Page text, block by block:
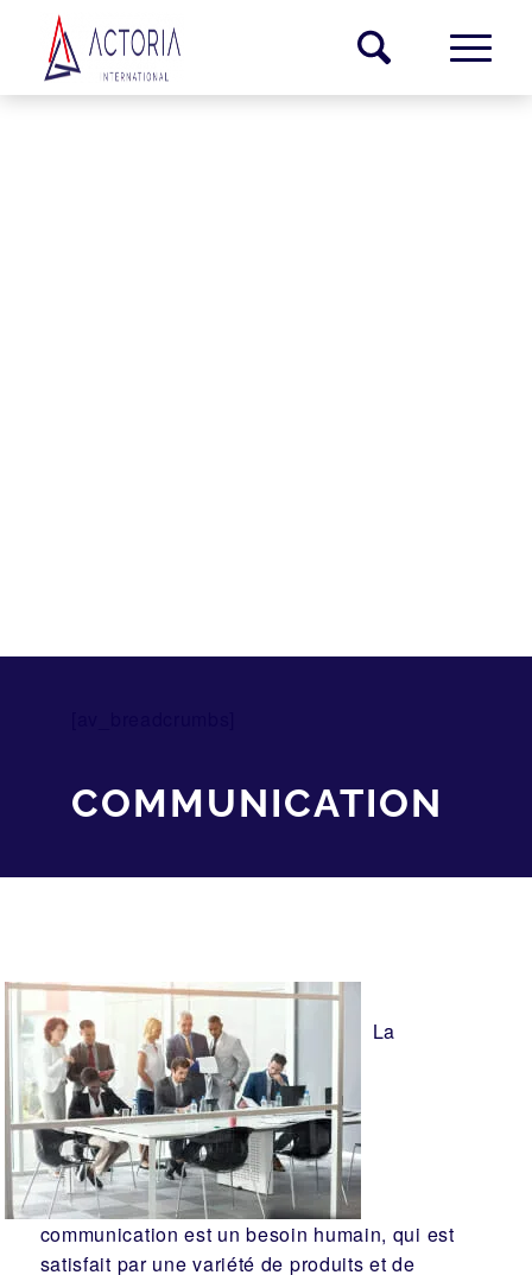
COMMUNICATION
La
communication est un besoin humain, qui est
satisfait par une variété de produits et de